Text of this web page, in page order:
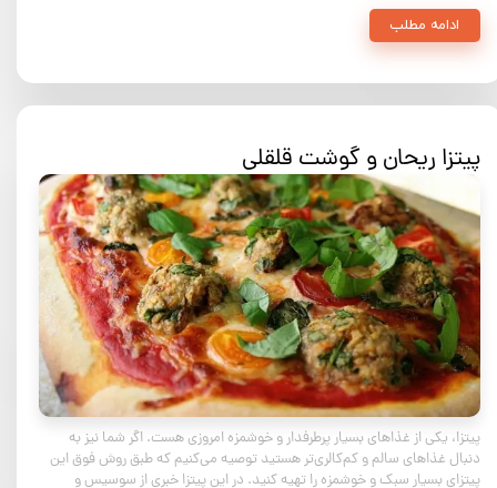
ادامه مطلب
پیتزا ریحان و گوشت قلقلی
پیتزا، یکی از غذاهای بسیار پرطرفدار و خوشمزه امروزی هست. اگر شما نیز به
دنبال غذاهای سالم و کم‌کالری‌تر هستید توصیه می‌کنیم که طبق روش فوق این
پیتزای بسیار سبک و خوشمزه را تهیه کنید. در این پیتزا خبری از سوسیس و